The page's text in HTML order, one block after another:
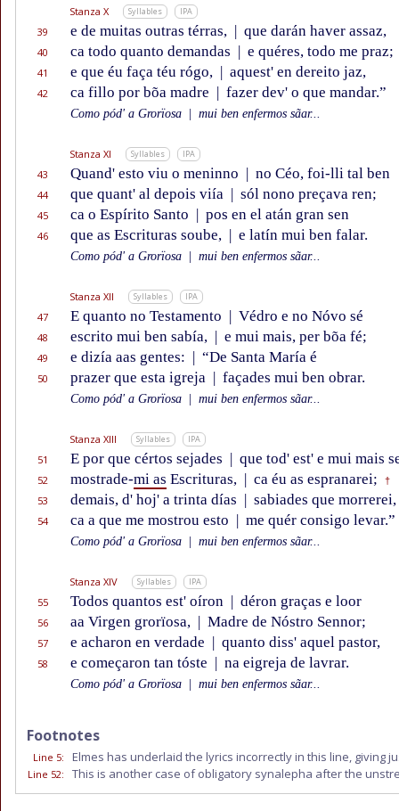
Stanza X Syllables IPA
39 e de muitas outras térras, | que darán haver assaz,
40 ca todo quanto demandas | e quéres, todo me praz;
41 e que éu faça téu rógo, | aquest' en dereito jaz,
42 ca fillo por bõa madre | fazer dev' o que mandar.”
Como pód' a Grorïosa mui ben enfermos sãar...
Stanza XI Syllables IPA
43 Quand' esto viu o meninno | no Céo, foi-lli tal ben
44 que quant' al depois viía | sól nono preçava ren;
45 ca o Espírito Santo | pos en el atán gran sen
46 que as Escrituras soube, | e latín mui ben falar.
Como pód' a Grorïosa mui ben enfermos sãar...
Stanza XII Syllables IPA
47 E quanto no Testamento | Védro e no Nóvo sé
48 escrito mui ben sabía, | e mui mais, per bõa fé;
49 e dizía aas gentes: | “De Santa María é
50 prazer que esta igreja | façades mui ben obrar.
Como pód' a Grorïosa mui ben enfermos sãar...
Stanza XIII Syllables IPA
51 E por que cértos sejades | que tod' est' e mui mais
52 mostrade-mi as Escrituras, | ca éu as espranarei; †
53 demais, d' hoj' a trinta días | sabiades que morrerei,
54 ca a que me mostrou esto | me quér consigo levar.”
Como pód' a Grorïosa mui ben enfermos sãar...
Stanza XIV Syllables IPA
55 Todos quantos est' oíron | déron graças e loor
56 aa Virgen grorïosa, | Madre de Nóstro Sennor;
57 e acharon en verdade | quanto diss' aquel pastor,
58 e começaron tan tóste | na eigreja de lavrar.
Como pód' a Grorïosa mui ben enfermos sãar...
Footnotes
Line 5: Elmes has underlaid the lyrics incorrectly in this line, giving
Line 52: This is another case of obligatory synalepha after the